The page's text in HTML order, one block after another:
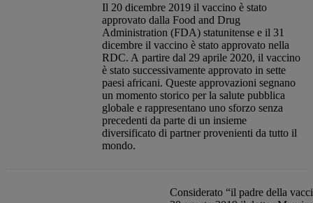
​Il 20 dicembre 2019 il vaccino è stato
approvato dalla Food and Drug
Administration (FDA) statunitense e il 31
dicembre il vaccino è stato approvato nella
RDC. A partire dal 29 aprile 2020, il vaccino
è stato successivamente approvato in sette
paesi africani. Queste approvazioni segnano
un momento storico per la salute pubblica
globale e rappresentano uno sforzo senza
precedenti da parte di un insieme
diversificato di partner provenienti da tutto il
mondo.
Considerato “il padre della